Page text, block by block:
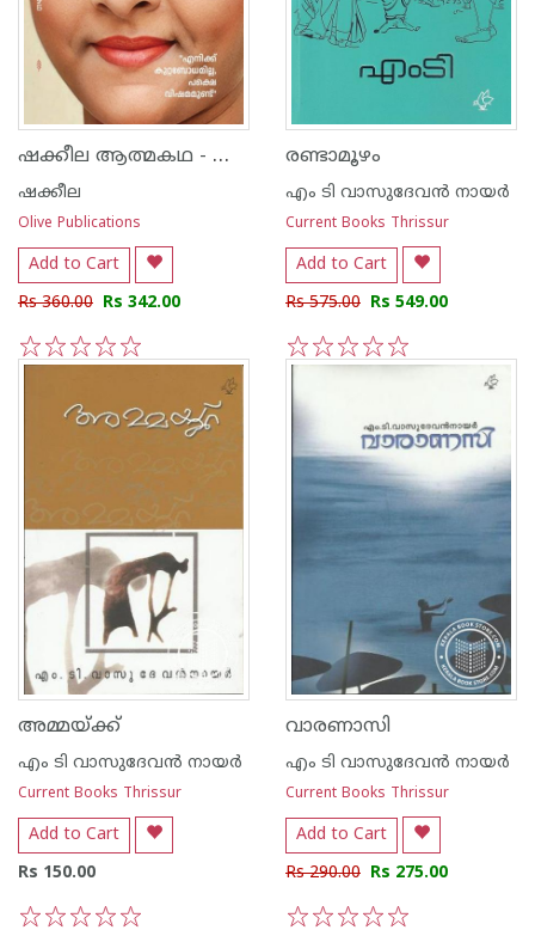
ഷക്കീല ആത്മകഥ - ഷക്കീല
ഷക്കീല
Olive Publications
Add to Cart
Rs 360.00 Rs 342.00
5
4
3
2
1
രണ്ടാമൂഴം
എം ടി വാസുദേവന്‍ നായര്‍
Current Books Thrissur
Add to Cart
Rs 575.00 Rs 549.00
5
4
3
2
1
അമ്മയ്‌ക്ക്
എം ടി വാസുദേവന്‍ നായര്‍
Current Books Thrissur
Add to Cart
Rs 150.00
വാരണാസി
എം ടി വാസുദേവന്‍ നായര്‍
Current Books Thrissur
Add to Cart
Rs 290.00 Rs 275.00